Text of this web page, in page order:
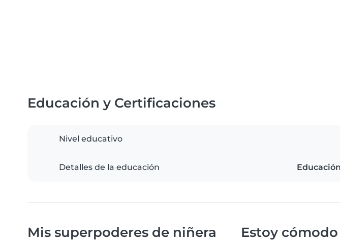
Educación y Certificaciones
Nivel educativo
Detalles de la educación
Mis superpoderes de niñera Estoy